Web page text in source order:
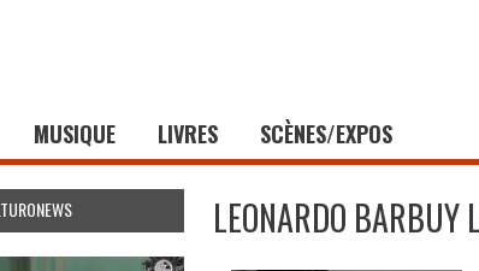
MUSIQUE LIVRES SCÈNES/EXPOS
LEONARDO BARBUY